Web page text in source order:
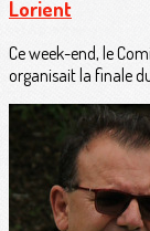
Lorient
Ce week-end, le
organisait la finale